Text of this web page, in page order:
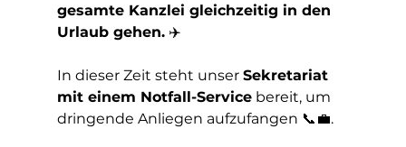
gesamte Kanzlei gleichzeitig in den
Urlaub gehen. ✈️
In dieser Zeit steht unser Sekretariat
mit einem Notfall-Service bereit, um
dringende Anliegen aufzufangen 📞💼.